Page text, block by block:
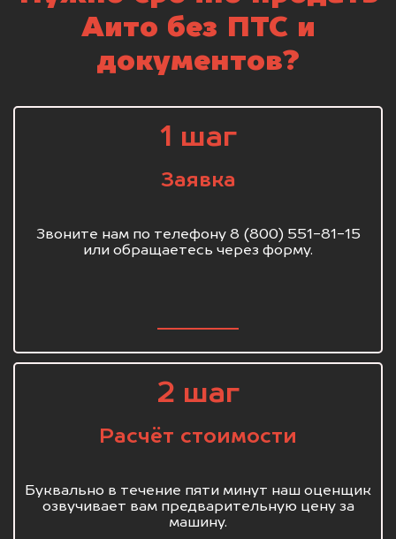
Аито без ПТС и
документов?
1 шаг
Заявка
Звоните нам по телефону 8 (800) 551-81-15
или обращаетесь через форму.
2 шаг
Расчёт стоимости
Буквально в течение пяти минут наш оценщик
озвучивает вам предварительную цену за
машину.